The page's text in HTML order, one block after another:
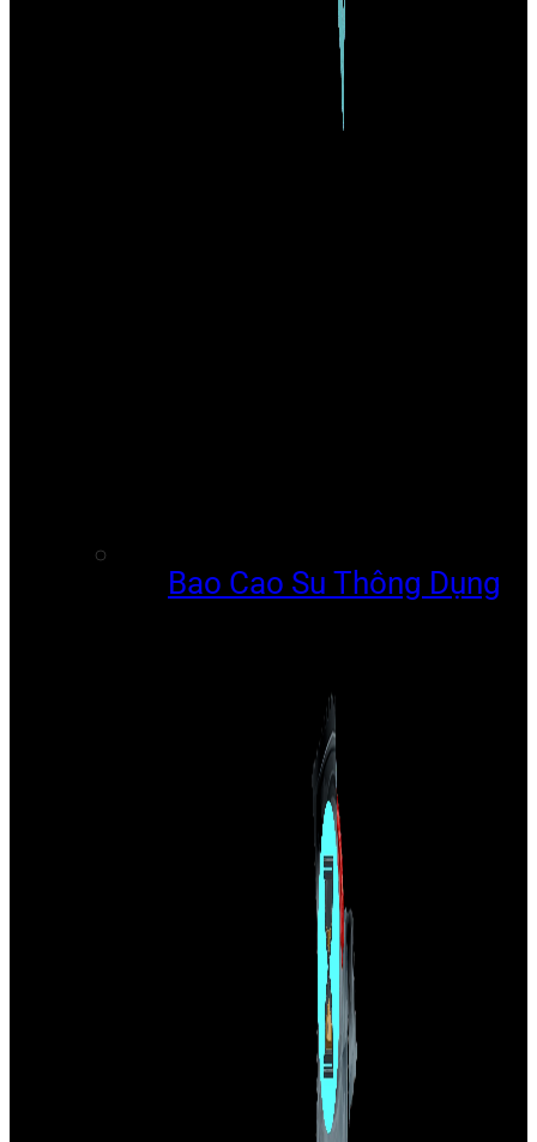
Bao Cao Su Thông Dụng